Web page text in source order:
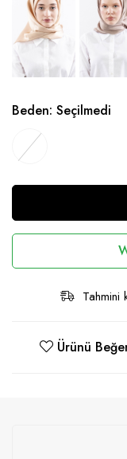
Beden: Seçilmedi
Ürünü